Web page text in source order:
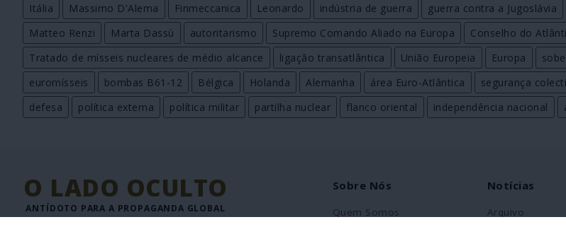
Itália
Massimo D'Alema Finmeccanica Leonardo indústria de guerra guerra contra a Jugoslávia
Matteo Renzi
Marta Dassù autoritarismo Supremo Comando Aliado na Europa Conselho do
Tratado de mísseis nucleares de médio alcance
ligação transatlântica União Europeia Europa
euromísseis
bombas B61-12 Bélgica Holanda Alemanha área Euro-Atlântica segurança
defesa
política externa política militar partilha nuclear flanco oriental independência nacional
O LADO OCULTO
ANTÍDOTO PARA A PROPAGANDA GLOBAL
Sobre Nós
Quem Somos
Notícias
Arquivo